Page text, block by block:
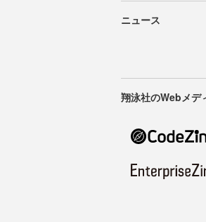
ニュース
翔泳社のWebメデ